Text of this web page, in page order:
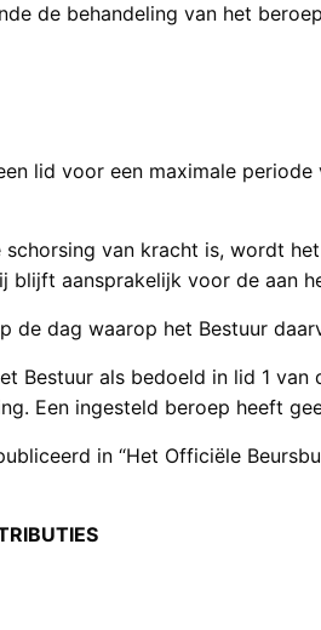
de behandeling van het
lid voor een maximale
schorsing van kracht is, wordt
blijft aansprakelijk voor de aan
de dag waarop het Bestuur
Bestuur als bedoeld in lid 1
Een ingesteld beroep heeft
in “Het Officiële